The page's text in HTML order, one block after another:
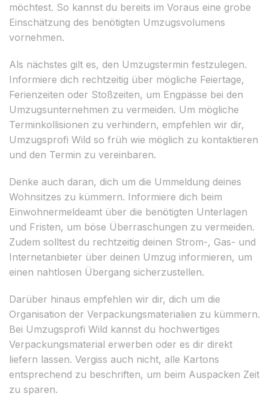
möchtest. So kannst du bereits im Voraus eine grobe
Einschätzung des benötigten Umzugsvolumens
vornehmen.
Als nächstes gilt es, den Umzugstermin festzulegen.
Informiere dich rechtzeitig über mögliche Feiertage,
Ferienzeiten oder Stoßzeiten, um Engpässe bei den
Umzugsunternehmen zu vermeiden. Um mögliche
Terminkollisionen zu verhindern, empfehlen wir dir,
Umzugsprofi Wild so früh wie möglich zu kontaktieren
und den Termin zu vereinbaren.
Denke auch daran, dich um die Ummeldung deines
Wohnsitzes zu kümmern. Informiere dich beim
Einwohnermeldeamt über die benötigten Unterlagen
und Fristen, um böse Überraschungen zu vermeiden.
Zudem solltest du rechtzeitig deinen Strom-, Gas- und
Internetanbieter über deinen Umzug informieren, um
einen nahtlosen Übergang sicherzustellen.
Darüber hinaus empfehlen wir dir, dich um die
Organisation der Verpackungsmaterialien zu kümmern.
Bei Umzugsprofi Wild kannst du hochwertiges
Verpackungsmaterial erwerben oder es dir direkt
liefern lassen. Vergiss auch nicht, alle Kartons
entsprechend zu beschriften, um beim Auspacken Zeit
zu sparen.